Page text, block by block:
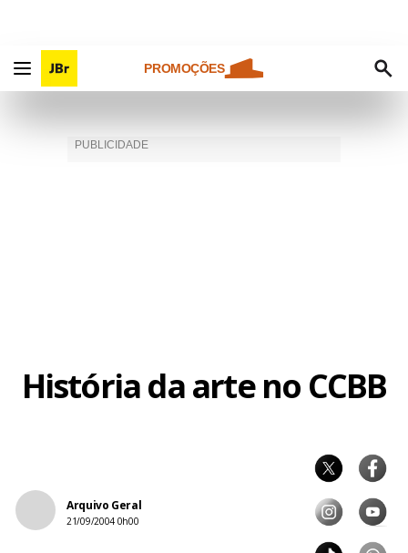
PROMOÇÕES
História da arte no CCBB
Arquivo Geral
21/09/2004 0h00